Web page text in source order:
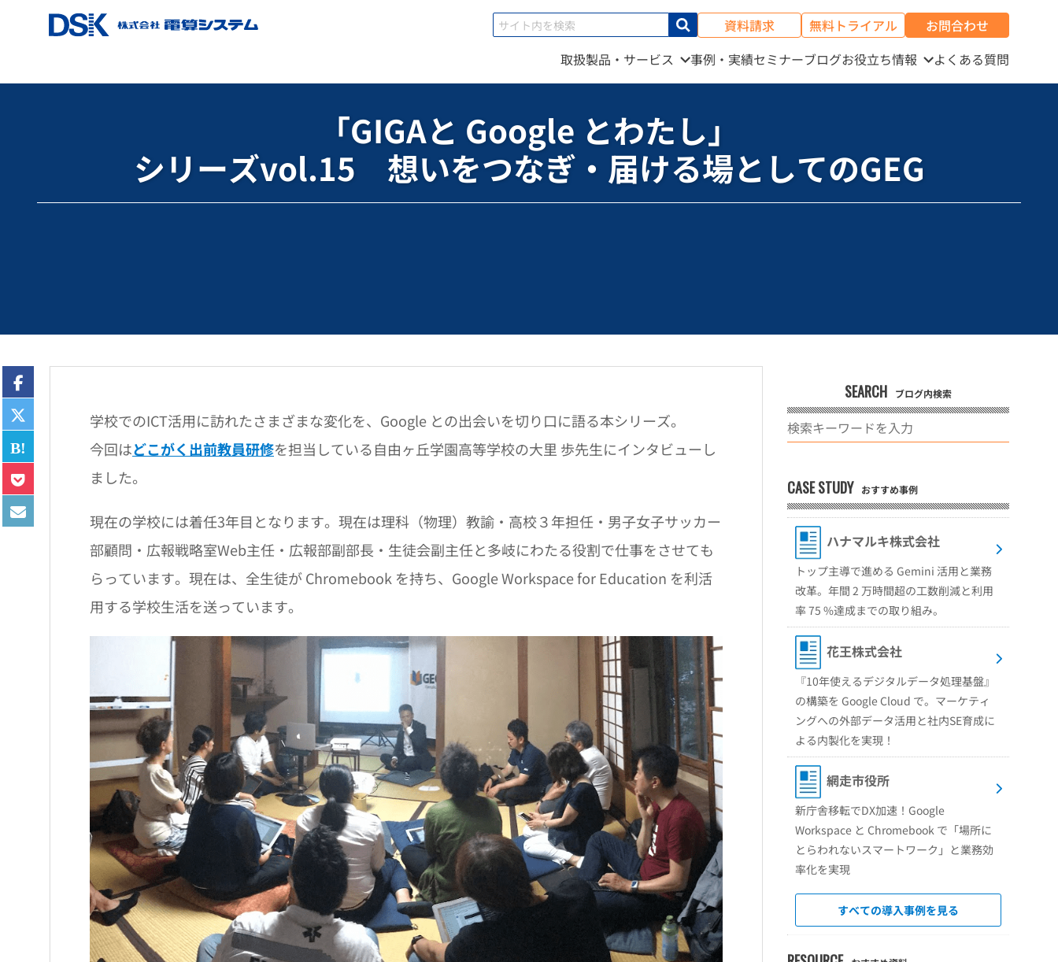
資料請求 無料トライアル
お問合わせ
取扱製品・サービス
事例・実績セミナーブログお役立ち情報 よくある質問
「GIGAと Google とわたし」
シリーズvol.15 想いをつなぎ・届ける場としてのGEG
学校でのICT活用に訪れたさまざまな変化を、Google との出会いを切り口に語る本シリーズ。
今回はどこがく出前教員研修を担当している自由ヶ丘学園高等学校の大里 歩先生にインタビューし
ました。
現在の学校には着任3年目となります。現在は理科（物理）教諭・高校３年担任・男子女子サッカー
部顧問・広報戦略室Web主任・広報部副部長・生徒会副主任と多岐にわたる役割で仕事をさせても
らっています。現在は、全生徒が Chromebook を持ち、Google Workspace for Education を利活
用する学校生活を送っています。
SEARCH ブログ内検索
CASE STUDY おすすめ事例
ハナマルキ株式会社
トップ主導で進める Gemini 活用と業務
改革。年間 2 万時間超の工数削減と利用
率 75 %達成までの取り組み。
花王株式会社
『10年使えるデジタルデータ処理基盤』
の構築を Google Cloud で。マーケティ
ングへの外部データ活用と社内SE育成に
よる内製化を実現！
網走市役所
新庁舎移転でDX加速！Google
Workspace と Chromebook で「場所に
とらわれないスマートワーク」と業務効
率化を実現
すべての導入事例を見る